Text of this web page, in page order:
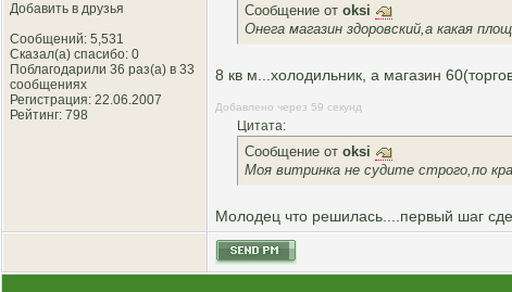
Добавить в друзья
Сообщений: 5,531
Сказал(а) спасибо: 0
Поблагодарили 36 раз(а) в 33
сообщениях
Регистрация: 22.06.2007
Рейтинг: 798
Сообщение от oksi
Онега магазин здоровский,а какая
8 кв м...холодильник, а магазин
Добавлено через 59 секунд
Цитата:
Сообщение от oksi
Моя витринка не судите строго,по
Молодец что решилась....первый шаг